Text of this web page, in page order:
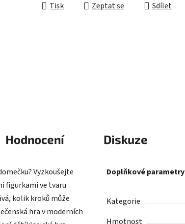
Tisk Zeptat se Sdílet
Hodnocení Diskuze
Vyzkoušejte
figurkami ve tvaru
kolik kroků může
hra v moderních
Doplňkové parametry
Kategorie
Hmotnost